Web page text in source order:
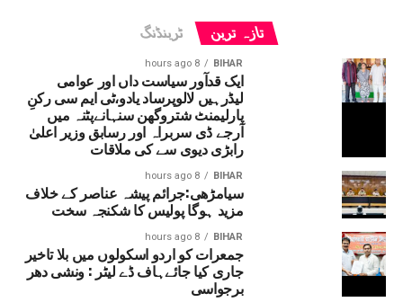
تازہ ترین ٹرینڈنگ
BIHAR
8 hours ago
ایک قدآور سیاست داں اور عوامی
لیڈرہیں لالوپرساد یادو،ٹی ایم سی رکنِ
پارلیمنٹ شتروگھن سنہانےپٹنہ میں
آرجے ڈی سربراہ اور رسابق وزیر اعلیٰ
رابڑی دیوی سے کی ملاقات
BIHAR
8 hours ago
سیامڑھی:جرائم پیشہ عناصر کے خلاف
مزید ہوگا پولیس کا شکنجہ سخت
BIHAR
8 hours ago
جمعرات کو اردو اسکولوں میں بلا تاخیر
جاری کیا جائےہاف ڈے لیٹر : ونشی دھر
برجواسی